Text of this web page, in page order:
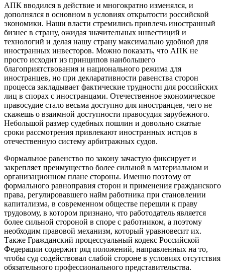
АПК вводился в действие и многократно изменялся, и
дополнялся в основном в условиях открытости российской
экономики. Наши власти стремились привлечь иностранный
бизнес в страну, ожидая значительных инвестиций и
технологий и делая нашу страну максимально удобной для
иностранных инвесторов. Можно показать, что АПК не
просто исходит из принципов наибольшего
благоприятствования и национального режима для
иностранцев, но при декларативности равенства сторон
процесса закладывает фактические трудности для российских
лиц в спорах с иностранцами. Отечественное экономическое
правосудие стало весьма доступно для иностранцев, чего не
скажешь о взаимной доступности правосудия зарубежного.
Небольшой размер судебных пошлин и довольно сжатые
сроки рассмотрения привлекают иностранных истцов в
отечественную систему арбитражных судов.
Формальное равенство по закону зачастую фиксирует и
закрепляет преимущество более сильной в материальном и
организационном плане стороны. Именно поэтому от
формального равноправия сторон и применения гражданского
права, регулировавшего найм работника при становлении
капитализма, в современном обществе перешли к праву
трудовому, в котором признано, что работодатель является
более сильной стороной в споре с работником, а поэтому
необходим правовой механизм, который уравновесит их.
Также Гражданский процессуальный кодекс Российской
Федерации содержит ряд положений, направленных на то,
чтобы суд содействовал слабой стороне в условиях отсутствия
обязательного профессионального представительства.